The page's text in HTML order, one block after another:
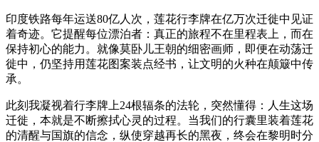
印度铁路每年运送80亿人次，莲花行李牌在亿万次迁徙中见证
着奇迹。它提醒每位漂泊者：真正的旅程不在里程表上，而在
保持初心的能力。就像莫卧儿王朝的细密画师，即便在动荡迁
徙中，仍坚持用莲花图案装点经书，让文明的火种在颠簸中传
承。
此刻我凝视着行李牌上24根辐条的法轮，突然懂得：人生这场
迁徙，本就是不断擦拭心灵的过程。当我们的行囊里装着莲花
的清醒与国旗的信念，纵使穿越再长的黑夜，终会在黎明时分